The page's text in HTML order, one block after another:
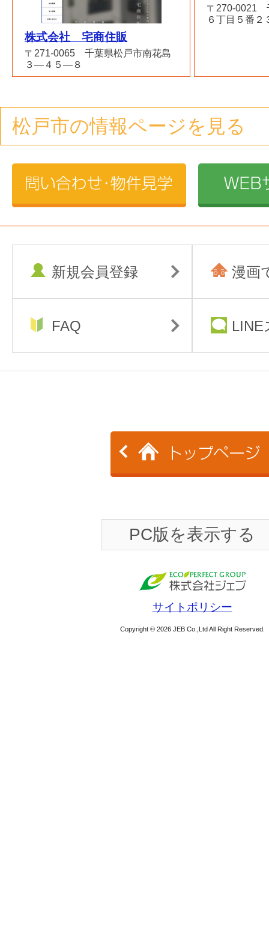
株式会社 宅商住販
〒271-0065 千葉県松戸市南花島
３―４５―８
〒270-0021
６丁目５番２
松戸市の情報ページを見る
新規会員登録 漫画
FAQ LINE
PC版を表示する
サイトポリシー
Copyright © 2026 JEB Co.,Ltd All Right Reserved.